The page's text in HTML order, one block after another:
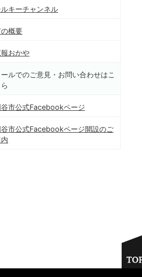
ルキーチャンネル
概要
報おかや
ールでのご意見・お問い合わせはこ
谷市公式Facebookページ
谷市公式Facebookページ開設のご